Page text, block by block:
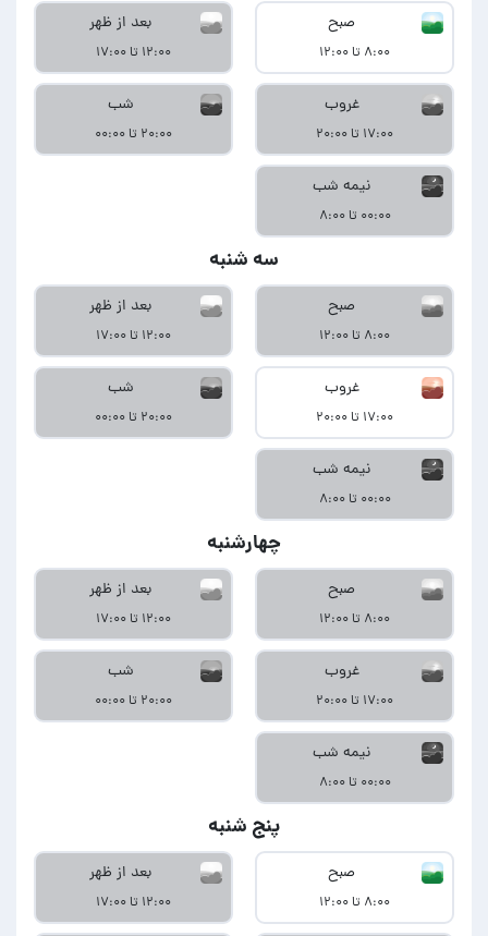
صبح
۸:۰۰ تا ۱۲:۰۰
بعد از ظهر
۱۲:۰۰ تا ۱۷:۰۰
غروب
۱۷:۰۰ تا ۲۰:۰۰
شب
۲۰:۰۰ تا ۰۰:۰۰
نیمه شب
۰۰:۰۰ تا ۸:۰۰
سه شنبه
صبح
۸:۰۰ تا ۱۲:۰۰
بعد از ظهر
۱۲:۰۰ تا ۱۷:۰۰
غروب
۱۷:۰۰ تا ۲۰:۰۰
شب
۲۰:۰۰ تا ۰۰:۰۰
نیمه شب
۰۰:۰۰ تا ۸:۰۰
چهارشنبه
صبح
۸:۰۰ تا ۱۲:۰۰
بعد از ظهر
۱۲:۰۰ تا ۱۷:۰۰
غروب
۱۷:۰۰ تا ۲۰:۰۰
شب
۲۰:۰۰ تا ۰۰:۰۰
نیمه شب
۰۰:۰۰ تا ۸:۰۰
پنج شنبه
صبح
۸:۰۰ تا ۱۲:۰۰
بعد از ظهر
۱۲:۰۰ تا ۱۷:۰۰